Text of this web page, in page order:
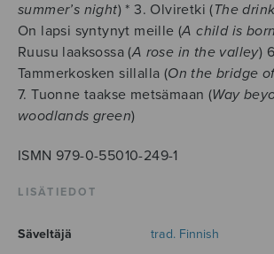
summer’s night) * 3. Olviretki (The
On lapsi syntynyt meille (A child is
Ruusu laaksossa (A rose in the valley)
Tammerkosken sillalla (On the bridge
7. Tuonne taakse metsämaan (Way
woodlands green)
ISMN 979-0-55010-249-1
LISÄTIEDOT
Säveltäjä trad. Finnish